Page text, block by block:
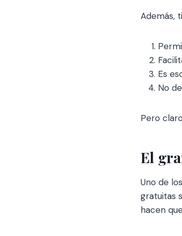
Además,
Es
No
Pero
El
Uno de
gratuitas
hacen